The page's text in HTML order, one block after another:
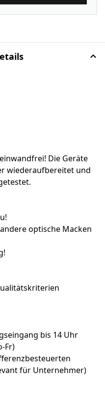
Die Geräte
wiederaufbereitet und
optische Macken
bis 14 Uhr
Fr)
für Unternehmer)